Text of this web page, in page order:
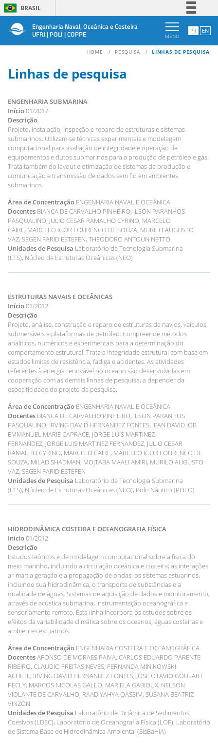
PT EN
MENU
BRASIL
Simplifique!
Comunica BR
Participe
Engenharia Naval, Oceânica e Costeira
UFRJ | POLI | COPPE
HOME PESQUISA LINHAS DE PESQUISA
Linhas de pesquisa
ENGENHARIA SUBMARINA
Início01/2017
Descrição
Projeto, instalação, inspeção e reparo de estruturas e sistemas
submarinos. Utilizam-se técnicas experimentais e modelagem
computacional para avaliação de integridade e operação de
equipamentos e dutos submarinos para a produção de petróleo e gás.
Trata também do layout e otimização de sistemas de produção e
comunicação e transmissão de dados sem fio em ambientes
submarinos.
Área de Concentração ENGENHARIA NAVAL E OCEÂNICA
Docentes BIANCA DE CARVALHO PINHEIRO, ILSON PARANHOS
PASQUALINO, JULIO CESAR RAMALHO CYRINO, MARCELO
CAIRE, MARCELO IGOR LOURENCO DE SOUZA, MURILO AUGUSTO
VAZ, SEGEN FARID ESTEFEN, THEODORO ANTOUN NETTO
Unidades de Pesquisa Laboratório de Tecnologia Submarina
(LTS), Núcleo de Estruturas Oceânicas (NEO)
ESTRUTURAS NAVAIS E OCEÂNICAS
Início01/2012
Descrição
Projeto, análise, construção e reparo de estruturas de navios, veículos
submersíveis e plataformas de petróleo. Compreende métodos
analíticos, numéricos e experimentais para a determinação do
comportamento estrutural. Trata a integridade estrutural com base em
estados limites de resistência, fadiga e acidentes. As atividades
referentes à energia renovável no oceano são desenvolvidas em
cooperação com as demais linhas de pesquisa, a depender da
especificidade do projeto de pesquisa.
Área de Concentração ENGENHARIA NAVAL E OCEÂNICA
Docentes BIANCA DE CARVALHO PINHEIRO, ILSON PARANHOS
PASQUALINO, IRVING DAVID HERNANDEZ FONTES, JEAN DAVID JOB
EMMANUEL MARIE CAPRACE, JORGE LUIS MARTINEZ
FERNANDEZ, JORGE LUIS MARTINEZ FERNANDEZ, JULIO CESAR
RAMALHO CYRINO, MARCELO CAIRE, MARCELO IGOR LOURENCO DE
SOUZA, MILAD SHADMAN, MOJTABA MAALI AMIRI, MURILO AUGUSTO
VAZ, SEGEN FARID ESTEFEN
Unidades de Pesquisa Laboratório de Tecnologia Submarina
(LTS), Núcleo de Estruturas Oceânicas (NEO), Polo Náutico (POLO)
HIDRODINÂMICA COSTEIRA E OCEANOGRAFIA FÍSICA
Início01/2012
Descrição
Estudos teóricos e de modelagem computacional sobre a física do
meio marinho, incluindo a circulação oceânica e costeira; as interações
ar-mar; a geração e a propagação de ondas; os sistemas estuarinos,
incluindo sua hidrodinâmica, o transporte de substâncias e a
qualidade de águas. Sistemas de aquisição de dados e monitoramento,
através de acústica submarina, instrumentação oceanográfica e
sensoriamento remoto. Esta linha incorpora os estudos sobre os
efeitos da variabilidade climática sobre os oceanos, águas costeiras e
ambientes estuarinos.
Área de Concentração ENGENHARIA COSTEIRA E OCEANOGRÁFICA
DocentesAFONSO DE MORAES PAIVA, CARLOS EDUARDO PARENTE
RIBEIRO, CLAUDIO FREITAS NEVES, FERNANDA MINIKOWSKI
ACHETE, IRVING DAVID HERNANDEZ FONTES, JOSE OTAVIO GOULART
PECLY, MARCOS NICOLAS GALLO, MARIELA GABIOUX, NELSON
VIOLANTE DE CARVALHO, RAAD YAHYA QASSIM, SUSANA BEATRIZ
VINZON
Unidades de Pesquisa Laboratório de Dinâmica de Sedimentos
Coesivos (LDSC), Laboratório de Oceanografia Física (LOF), Laboratório
de Sistema Base de Hidrodinâmica Ambiental (SisBaHiA)